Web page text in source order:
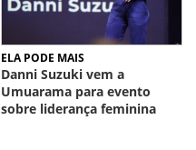
ELA PODE MAIS
Danni Suzuki vem a
Umuarama para evento
sobre liderança feminina